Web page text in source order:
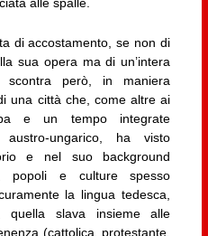
alle spalle.
di accostamento, se non di
sua opera ma di un’intera
però, in maniera
una città che, come altre ai
e un tempo integrate
austro-ungarico, ha visto
e nel suo background
popoli e culture spesso
la lingua tedesca,
quella slava insieme alle
(cattolica, protestante,